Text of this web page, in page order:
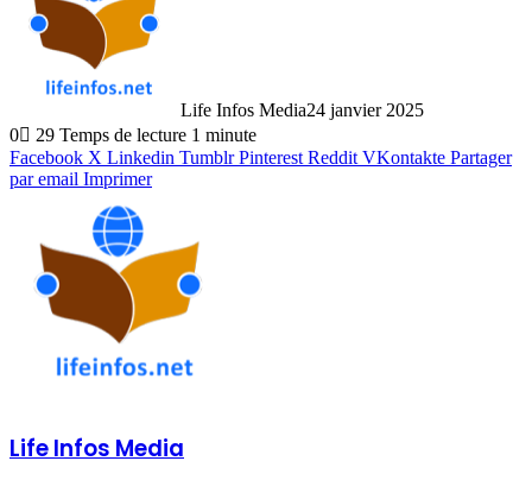
Life Infos Media24 janvier 2025
0
29 Temps de lecture 1 minute
Facebook X Linkedin Tumblr Pinterest Reddit VKontakte Partager
par email Imprimer
Life Infos Media